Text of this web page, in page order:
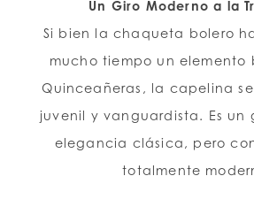
Un Giro Moderno a la
Si bien la chaqueta bolero
mucho tiempo un elemento
Quinceañeras, la capelina
juvenil y vanguardista. Es un
elegancia clásica, pero
totalmente